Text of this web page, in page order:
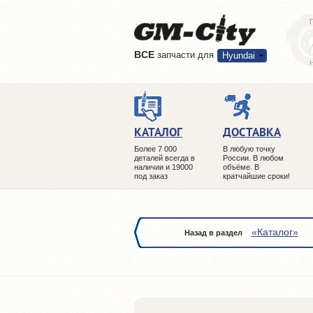
ВCE запчасти для Hyundai
КАТАЛОГ
Более 7 000
деталей всегда в
наличии и 19000
под заказ
ДОСТАВКА
В любую точку
России. В любом
объёме. В
кратчайшие сроки!
Назад в раздел «Каталог»